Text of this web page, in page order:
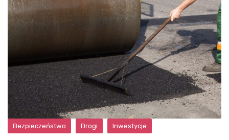
Bezpieczeństwo Drogi Inwestycje